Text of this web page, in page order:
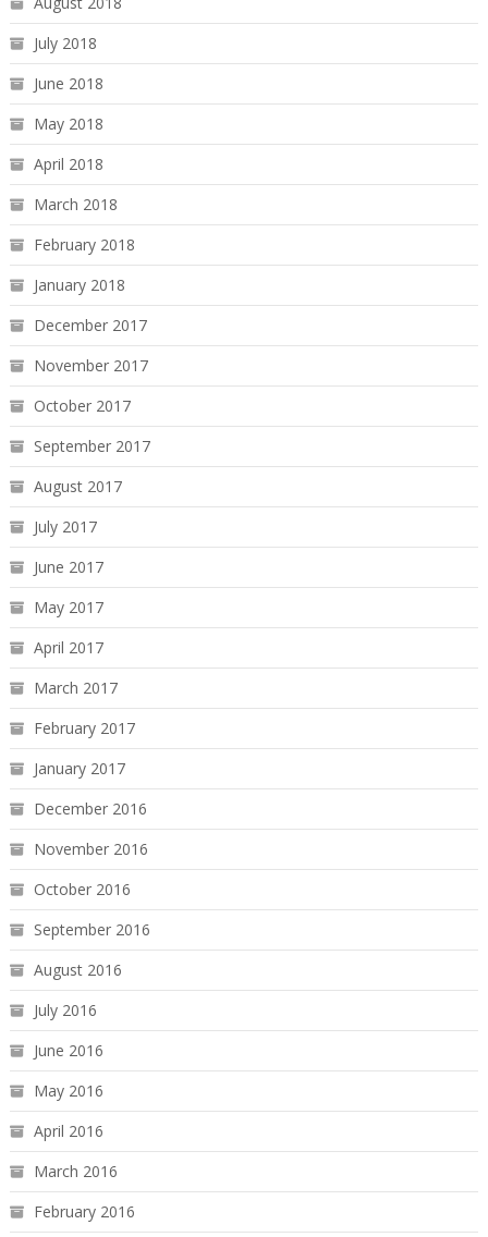
July 2018
June 2018
May 2018
April 2018
March 2018
February 2018
January 2018
December 2017
November 2017
October 2017
September 2017
August 2017
July 2017
June 2017
May 2017
April 2017
March 2017
February 2017
January 2017
December 2016
November 2016
October 2016
September 2016
August 2016
July 2016
June 2016
May 2016
April 2016
March 2016
February 2016